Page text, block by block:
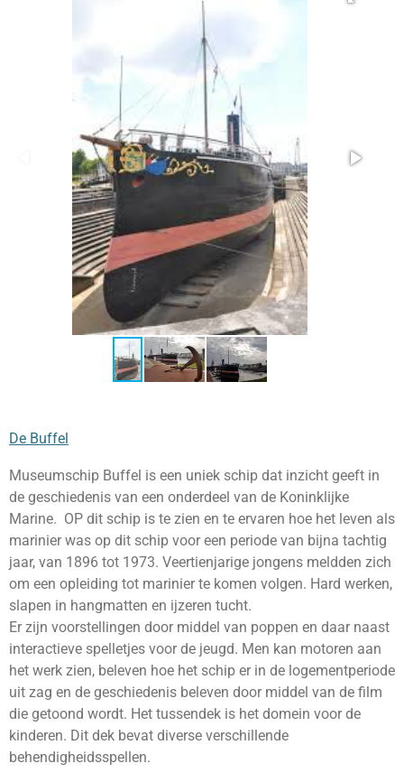
De Buffel
Museumschip Buffel is een uniek schip dat inzicht geeft in
de geschiedenis van een onderdeel van de Koninklijke
Marine. OP dit schip is te zien en te ervaren hoe het leven als
marinier was op dit schip voor een periode van bijna tachtig
jaar, van 1896 tot 1973. Veertienjarige jongens meldden zich
om een opleiding tot marinier te komen volgen. Hard werken,
slapen in hangmatten en ijzeren tucht.
Er zijn voorstellingen door middel van poppen en daar naast
interactieve spelletjes voor de jeugd. Men kan motoren aan
het werk zien, beleven hoe het schip er in de logementperiode
uit zag en de geschiedenis beleven door middel van de film
die getoond wordt. Het tussendek is het domein voor de
kinderen. Dit dek bevat diverse verschillende
behendigheidsspellen.